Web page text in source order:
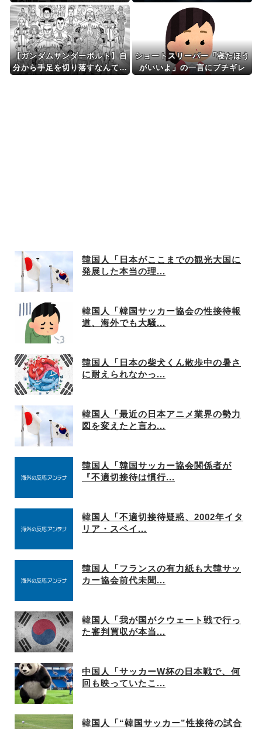
でこの人ｗｗｗｗｗｗ
長への支持を表明 “W杯売却計
画”にも言及 「過ちを認めたこ
とは特筆すべき」
【ガンダムサンダーボルト】自
分から手足を切り落すなんて…
ショートスリーパー「寝たほう
がいいよ」の一言にブチギレ
韓国人「日本がここまでの観光大国に
発展した本当の理...
韓国人「韓国サッカー協会の性接待報
道、海外でも大騒...
韓国人「日本の柴犬くん散歩中の暑さ
に耐えられなかっ...
韓国人「最近の日本アニメ業界の勢力
図を変えたと言わ...
韓国人「韓国サッカー協会関係者が
『不適切接待は慣行...
韓国人「不適切接待疑惑、2002年イタ
リア・スペイ...
韓国人「フランスの有力紙も大韓サッ
カー協会前代未聞...
韓国人「我が国がクウェート戦で行っ
た審判買収が本当...
中国人「サッカーW杯の日本戦で、何
回も映っていたこ...
韓国人「“韓国サッカー”性接待の試合